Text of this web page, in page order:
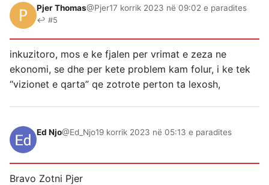
Pjer Thomas@Pjer17 korrik 2023 në 09:02 e paradites
↩ #5
inkuzitoro, mos e ke fjalen per vrimat e zeza ne
ekonomi, se dhe per kete problem kam folur, i ke tek
“vizionet e qarta” qe zotrote perton ta lexosh,
Ed Njo@Ed_Njo19 korrik 2023 në 05:13 e paradites
Bravo Zotni Pjer